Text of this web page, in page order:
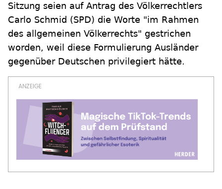
Sitzung seien auf Antrag des Völkerrechtlers
Carlo Schmid (SPD) die Worte "im Rahmen
des allgemeinen Völkerrechts" gestrichen
worden, weil diese Formulierung Ausländer
gegenüber Deutschen privilegiert hätte.